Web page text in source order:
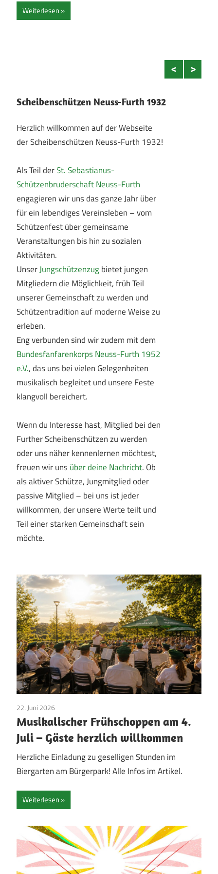
stehen für gelebte Tradition und unbändige
Lebensfreude. Für all das also, was unser Corps seit
Scheibenschützen Neuss-Furth 1932
Herzlich willkommen auf der Webseite
der Scheibenschützen Neuss-Furth 1932!
Als Teil derSt. Sebastianus-
Schützenbruderschaft Neuss-Furth
engagieren wir uns das ganze Jahr über
für ein lebendiges Vereinsleben – vom
Schützenfest über gemeinsame
Veranstaltungen bis hin zu sozialen
Aktivitäten.
UnserJungschützenzugbietet jungen
Mitgliedern die Möglichkeit, früh Teil
unserer Gemeinschaft zu werden und
Schützentradition auf moderne Weise zu
erleben.
Eng verbunden sind wir zudem mit dem
Bundesfanfarenkorps Neuss-Furth 1952
e.V., das uns bei vielen Gelegenheiten
musikalisch begleitet und unsere Feste
klangvoll bereichert.
Wenn du Interesse hast, Mitglied bei den
Further Scheibenschützen zu werden
oder uns näher kennenlernen möchtest,
freuen wir unsüber deine Nachricht. Ob
als aktiver Schütze, Jungmitglied oder
passive Mitglied – bei uns ist jeder
willkommen, der unsere Werte teilt und
Teil einer starken Gemeinschaft sein
möchte.
22. Juni 2026
Musikalischer Frühschoppen am 4.
Juli – Gäste herzlich willkommen
Herzliche Einladung zu geselligen Stunden im
Biergarten am Bürgerpark! Alle Infos im Artikel.
Weiterlesen